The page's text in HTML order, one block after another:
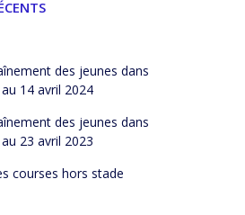
des jeunes dans
14 avril 2024
des jeunes dans
23 avril 2023
courses hors stade